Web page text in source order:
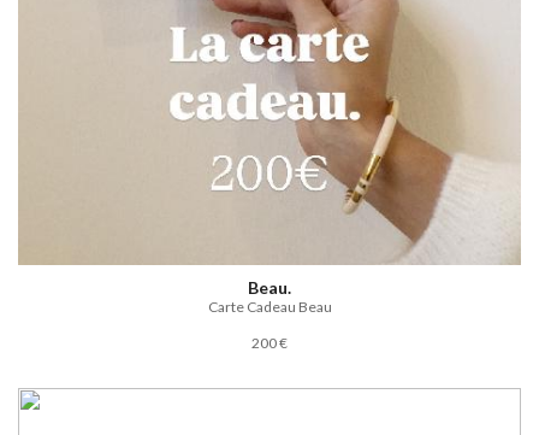
Beau.
Carte Cadeau Beau
200 €